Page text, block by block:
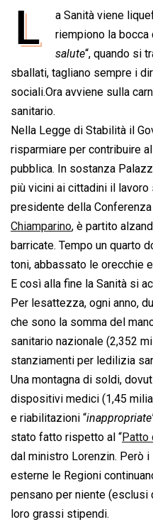
o
o
k
a
t
s
A
p
n
k
e
d
I
r
e
a
d
s
L
a Sanità viene
riempiono la bocca
salute“, quando si
sballati, tagliano sempre i
sociali.Ora avviene sulla
sanitario.
Nella Legge di Stabilità il
risparmiare per contribuire
pubblica. In sostanza
più vicini ai cittadini il lavoro
presidente della
Chiamparino, è partito
barricate. Tempo un quarto
toni, abbassato le orecchie e
E così alla fine la Sanità si
Per lesattezza, ogni anno,
che sono la somma del
sanitario nazionale (2,352
stanziamenti per ledilizia
Una montagna di soldi,
dispositivi medici (1,45
e riabilitazioni “inappropriate
stato fatto rispetto al “Patto
dal ministro Lorenzin. Però
esterne le Regioni
pensano per niente
loro grassi stipendi.